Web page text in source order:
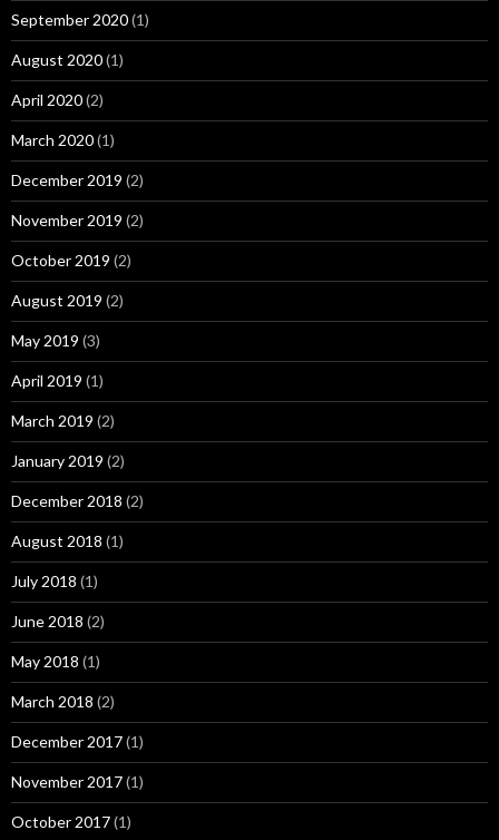
September 2020(1)
August 2020(1)
April 2020(2)
March 2020(1)
December 2019 (2)
November 2019 (2)
October 2019 (2)
August 2019 (2)
May 2019 (3)
April 2019 (1)
March 2019 (2)
January 2019 (2)
December 2018 (2)
August 2018 (1)
July 2018 (1)
June 2018 (2)
May 2018 (1)
March 2018 (2)
December 2017(1)
November 2017(1)
October 2017(1)